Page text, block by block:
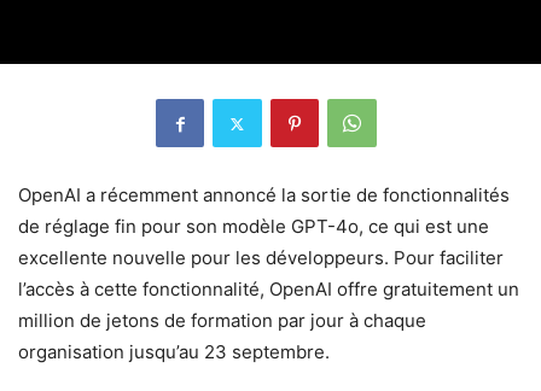
OpenAI a récemment annoncé la sortie de fonctionnalités
de réglage fin pour son modèle GPT-4o, ce qui est une
excellente nouvelle pour les développeurs. Pour faciliter
l’accès à cette fonctionnalité, OpenAI offre gratuitement un
million de jetons de formation par jour à chaque
organisation jusqu’au 23 septembre.